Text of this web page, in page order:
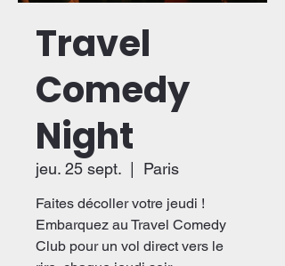
Travel
Comedy
Night
jeu. 25 sept.
  |
Paris
Faites décoller votre jeudi !
Embarquez au Travel Comedy
Club pour un vol direct vers le